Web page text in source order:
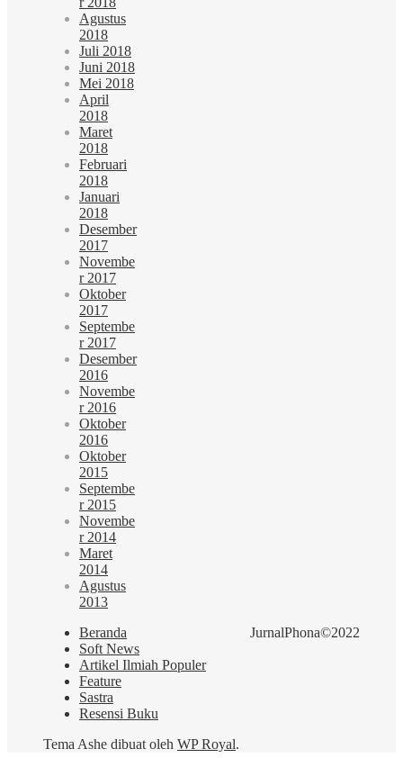
Agustus
2018
Juli 2018
Juni 2018
Mei 2018
April
2018
Maret
2018
Februari
2018
Januari
2018
Desember
2017
Novembe
r 2017
Oktober
2017
Septembe
r 2017
Desember
2016
Novembe
r 2016
Oktober
2016
Oktober
2015
Septembe
r 2015
Novembe
r 2014
Maret
2014
Agustus
2013
JurnalPhona©2022
Beranda
Soft News
Artikel Ilmiah Populer
Feature
Sastra
Resensi Buku
Tema Ashe dibuat oleh WP Royal.